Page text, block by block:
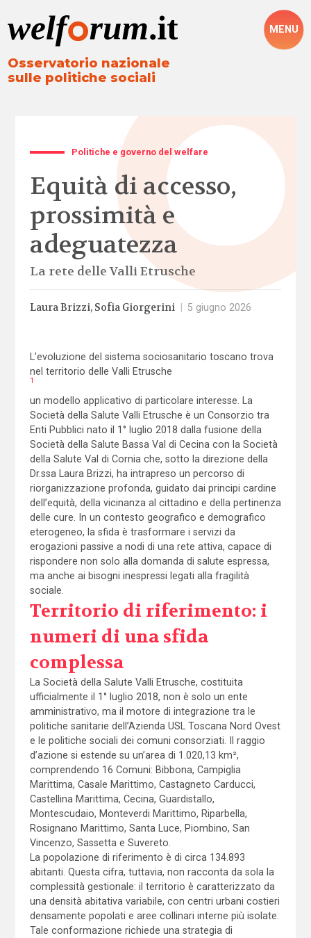
Osservatorio nazionale
sulle politiche sociali
MENU
Politiche e governo del welfare
Equità di accesso,
prossimità e
adeguatezza
La rete delle Valli Etrusche
Laura Brizzi Sofia Giorgerini 5 giugno 2026
L’evoluzione del sistema sociosanitario toscano trova
nel territorio delle Valli Etrusche
1
un modello applicativo di particolare interesse. La
Società della Salute Valli Etrusche è un Consorzio tra
Enti Pubblici nato il 1° luglio 2018 dalla fusione della
Società della Salute Bassa Val di Cecina con la Società
della Salute Val di Cornia che, sotto la direzione della
Dr.ssa Laura Brizzi, ha intrapreso un percorso di
riorganizzazione profonda, guidato dai principi cardine
dell’equità, della vicinanza al cittadino e della pertinenza
delle cure. In un contesto geografico e demografico
eterogeneo, la sfida è trasformare i servizi da
erogazioni passive a nodi di una rete attiva, capace di
rispondere non solo alla domanda di salute espressa,
ma anche ai bisogni inespressi legati alla fragilità
sociale.
Territorio di riferimento: i
numeri di una sfida
complessa
La Società della Salute Valli Etrusche, costituita
ufficialmente il 1° luglio 2018, non è solo un ente
amministrativo, ma il motore di integrazione tra le
politiche sanitarie dell’Azienda USL Toscana Nord Ovest
e le politiche sociali dei comuni consorziati. Il raggio
d’azione si estende su un’area di 1.020,13 km²,
comprendendo 16 Comuni: Bibbona, Campiglia
Marittima, Casale Marittimo, Castagneto Carducci,
Castellina Marittima, Cecina, Guardistallo,
Montescudaio, Monteverdi Marittimo, Riparbella,
Rosignano Marittimo, Santa Luce, Piombino, San
Vincenzo, Sassetta e Suvereto.
La popolazione di riferimento è di circa 134.893
abitanti. Questa cifra, tuttavia, non racconta da sola la
complessità gestionale: il territorio è caratterizzato da
una densità abitativa variabile, con centri urbani costieri
densamente popolati e aree collinari interne più isolate.
Tale conformazione richiede una strategia di